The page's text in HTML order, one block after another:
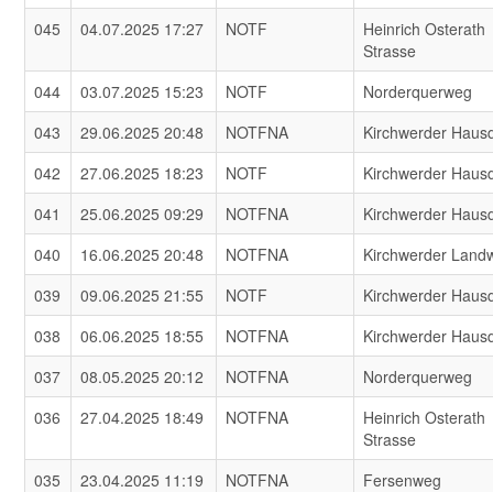
045
04.07.2025 17:27 NOTF
Heinrich Osterath
Strasse
044
03.07.2025 15:23 NOTF
Norderquerweg
043
29.06.2025 20:48 NOTFNA
Kirchwerder
042
27.06.2025 18:23 NOTF
Kirchwerder
041
25.06.2025 09:29 NOTFNA
Kirchwerder
040
16.06.2025 20:48 NOTFNA
Kirchwerder
039
09.06.2025 21:55 NOTF
Kirchwerder
038
06.06.2025 18:55 NOTFNA
Kirchwerder
037
08.05.2025 20:12 NOTFNA
Norderquerweg
036
27.04.2025 18:49 NOTFNA
Heinrich Osterath
Strasse
035
23.04.2025 11:19 NOTFNA
Fersenweg